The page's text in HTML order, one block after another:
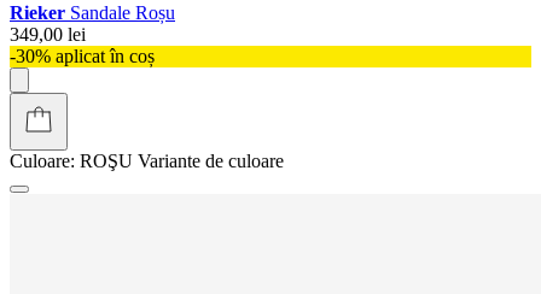
Rieker Sandale Roșu
349,00 lei
-30% aplicat în coș
Culoare: ROŞU Variante de culoare